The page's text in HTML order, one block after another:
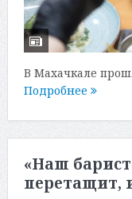
В Махачкале
Подробнее
«Наш
перетащит,